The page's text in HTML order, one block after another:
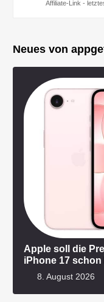
Affiliate-Link -
Neues von
Apple soll die
iPhone 17
8. August 2026